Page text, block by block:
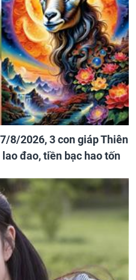
8/2026, 3 con giáp Thiên
đao, tiền bạc hao tốn